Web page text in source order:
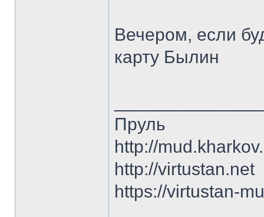
Вечером, если
карту Былин
Пруль
http://
http://virtustan.net
https://virtustan-